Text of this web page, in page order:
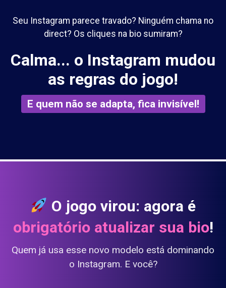
Seu Instagram parece travado? Ninguém chama no
direct? Os cliques na bio sumiram?
Calma... o Instagram mudou
as regras do jogo!
E quem não se adapta, fica invisível!
O jogo virou: agora é
obrigatório atualizar sua bio!
Quem já usa esse novo modelo está dominando
o Instagram. E você?